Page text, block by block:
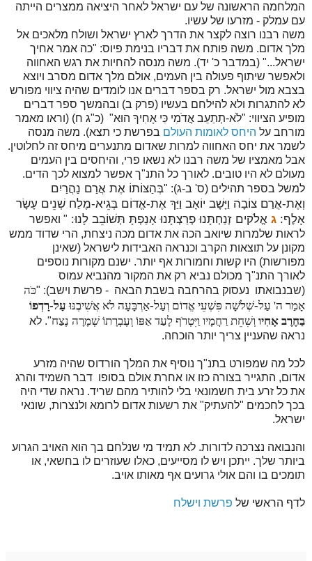
המלחמה הראשונה של עם ישראל לאחר היציאה ממצרים הייתה
עם עמלק - מזרעו של עשיו.
משה רבנו רוצה לקצר את הדרך לארץ ישראל ושולח מלאכים אל
מלך אדום. משה פותח את דבריו בנימת פיוס: "כה אמר אחיך
ישראל..." (במדבר כ' יד). משה מנסה להחיות את רגש האחווה
ולאפשר שיתוף פעולה בין העמים, אולם מלך אדום מסרב ויוצא
בצבא מול ישראל. רק בספר דברים אנו לומדים שהיה ציווי מפורש
לא להתגרות ולא להילחם בעשיו (פרק ב) ובהמשך ספר דברים
מופיע הציווי: "לֹא-תְתַעֵב אֲדֹמִי כִּי אָחִיךָ הוּא" (כ"ג ח) (וראו מאמר
מורחב על היחס לאומות העולם בפרשת כי תצא). משה מנסה
לשמר את יחס האחווה למרות שאדום מתנערים מיחס זה לחלוטין.
אבל מאמציו של משה רבנו לא נשאו פרי, והיחסים בין העמים
מעולם לא היו טובים. לאורך כל התנ"ך אפשר למצוא לכך הדים.
למשל בספר תהילים (ס' ב-ג): "בְּהַצּוֹתוֹ אֶת אֲרַם נַהֲרַיִם
וְאֶת-אֲרַם צוֹבָה וַיָּשָׁב יוֹאָב וַיַּךְ אֶת-אֱדוֹם בְּגֵיא-מֶלַח שְׁנֵים עָשָׂר
אָלֶף: ג אֱלֹקים זְנַחְתָּנוּ פְרַצְתָּנוּ אָנַפְתָּ תְּשׁוֹבֵב לָנוּ: " ואפשר
לראות שלמרות שיואב הכה את אדום מכה ניצחת, הרי שדוד ממש
מקונן על תוצאות הקרב וכנראה האבידות לישראל (שאינן
מפורשות) היו קשות וחמורות אף יותר. ישנם מקורות נוספים
לאורך התנ"ך מכולם נביא רק את המקור מהנביא עמוס
(שבנבואתו נעסוק בהרחבה בשבת הבאה - פרשת וישב): "כֹּה
אָמַר ה' עַל-שְׁלֹשָׁה פִּשְׁעֵי אֱדוֹם וְעַל-אַרְבָּעָה לֹא אֲשִׁיבֶנּוּ עַל-רָדְפוֹ
בַחֶרֶב אָחִיו וְשִׁחֵת רַחֲמָיו וַיִּטְרֹף לָעַד אַפּוֹ וְעֶבְרָתוֹ שְׁמָרָה נֶצַח". לא
נראה שהעניין צריך יותר הוכחה.
לכל מה שמפורט בתנ"ך נוסיף את המלך הורדוס שהיה מזרע
אדום, התגייר בצורה כזו או אחרת אולם בסופו דבר השמיד והרג
את כל זרע בית חשמונאי בלי להותיר מהם שריד. נראה שדי היה
בכך לחכמים "להעתיק" את רשעות אדום לרומא ולנצרות, שונאי
ישראל.
והנבואה נצרכה לדורות. לא תמיד מי שנלחם בך הוא האויב הגרוע
ביותר שלך. ייתכן ויש לו מסייעים, כאלו שעוזרים לו בחשאי, או
תומכים בו והם אולי גרועים אף מאותו אויב.
לדף הראשי של פרשת וישלח